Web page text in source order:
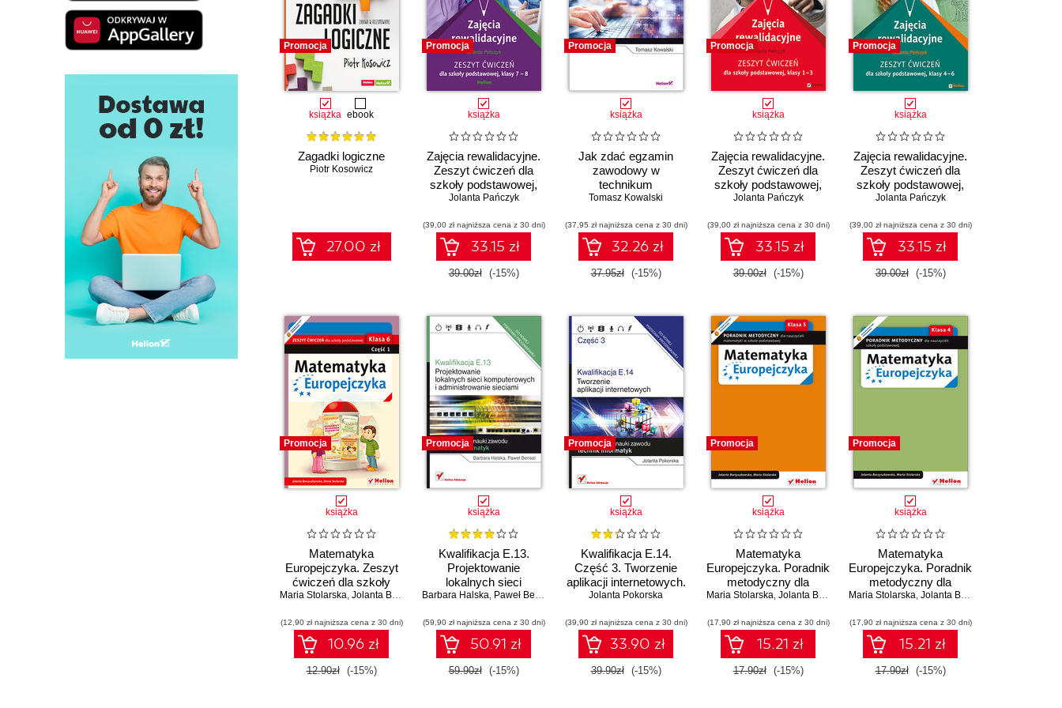
Promocja
książka ebook
Zagadki logiczne
Piotr Kosowicz
27.00 zł
Promocja
książka
Zajęcia rewalidacyjne.
Zeszyt ćwiczeń dla
szkoły podstawowej,
klasy 7 - 8
Jolanta Pańczyk
(39,00 zł najniższa cena z 30 dni)
33.15 zł
39.00zł (-15%)
Promocja
książka
Jak zdać egzamin
zawodowy w
technikum
informatycznym?
E.14
Tomasz Kowalski
(37,95 zł najniższa cena z 30 dni)
32.26 zł
37.95zł (-15%)
Promocja
książka
Zajęcia rewalidacyjne.
Zeszyt ćwiczeń dla
szkoły podstawowej,
klasy 1-3
Jolanta Pańczyk
(39,00 zł najniższa cena z 30 dni)
33.15 zł
39.00zł (-15%)
Promocja
książka
Zajęcia rewalidacyjne.
Zeszyt ćwiczeń dla
szkoły podstawowej,
klasy 4-6
Jolanta Pańczyk
(39,00 zł najniższa cena z 30 dni)
33.15 zł
39.00zł (-15%)
Promocja
książka
Matematyka
Europejczyka. Zeszyt
ćwiczeń dla szkoły
podstawowej. Klasa 6.
Maria Stolarska, Jolanta Borzyszkowska
(12,90 zł najniższa cena z 30 dni)
10.96 zł
12.90zł (-15%)
Promocja
książka
Kwalifikacja E.13.
Projektowanie
lokalnych sieci
komputerowych i
sieciami
Barbara Halska, Paweł Bensel
(59,90 zł najniższa cena z 30 dni)
50.91 zł
59.90zł (-15%)
Promocja
książka
Kwalifikacja E.14.
Część 3. Tworzenie
aplikacji internetowych.
Podręcznik do nauki
informatyk
Jolanta Pokorska
(39,90 zł najniższa cena z 30 dni)
33.90 zł
39.90zł (-15%)
Promocja
książka
Matematyka
Europejczyka. Poradnik
metodyczny dla
nauczycieli matematyki
Klasa 5
Maria Stolarska, Jolanta Borzyszkowska
(17,90 zł najniższa cena z 30 dni)
15.21 zł
17.90zł (-15%)
Promocja
książka
Matematyka
Europejczyka. Poradnik
metodyczny dla
nauczycieli matematyki
Klasa 4
Maria Stolarska, Jolanta Borzyszkowska
(17,90 zł najniższa cena z 30 dni)
15.21 zł
17.90zł (-15%)